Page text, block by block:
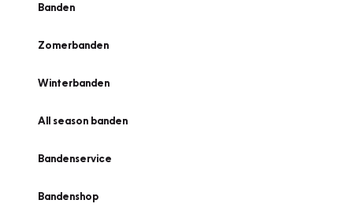
Banden
Zomerbanden
Winterbanden
All season banden
Bandenservice
Bandenshop